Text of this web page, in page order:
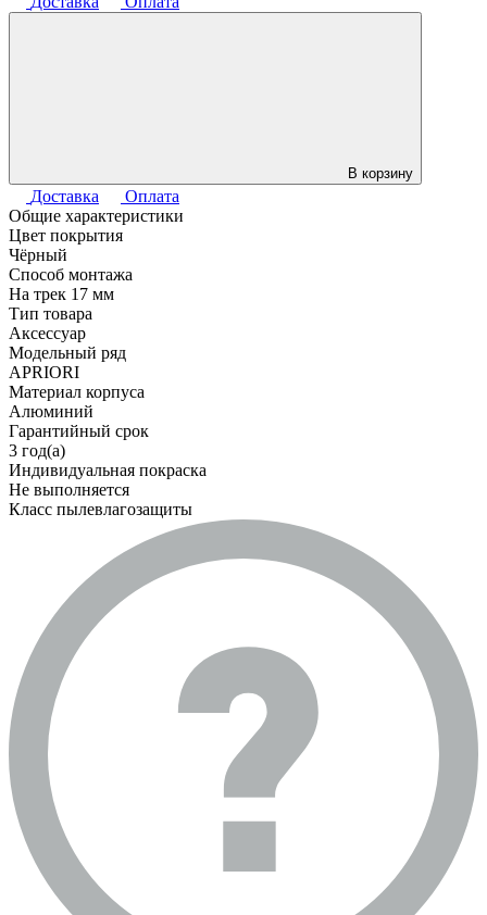
В корзину
Доставка
Оплата
Общие характеристики
Цвет покрытия
Чёрный
Способ монтажа
На трек 17 мм
Тип товара
Аксессуар
Модельный ряд
APRIORI
Материал корпуса
Алюминий
Гарантийный срок
3 год(а)
Индивидуальная покраска
Не выполняется
Класс пылевлагозащиты